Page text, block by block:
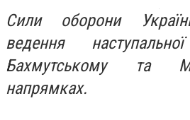
Сили оборони
ведення
Бахмутському та
напрямках.